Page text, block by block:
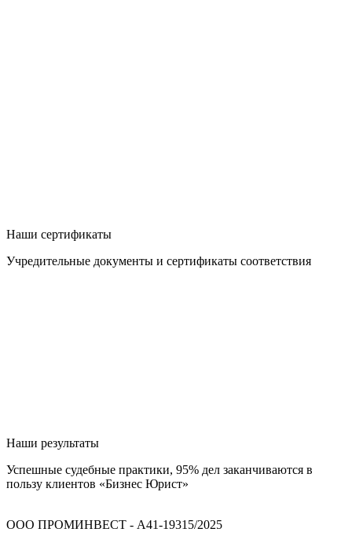
Наши сертификаты
Учредительные документы и сертификаты соответствия
Наши результаты
Успешные судебные практики, 95% дел заканчиваются в
пользу клиентов «Бизнес Юрист»
ООО ПРОМИНВЕСТ - А41-19315/2025